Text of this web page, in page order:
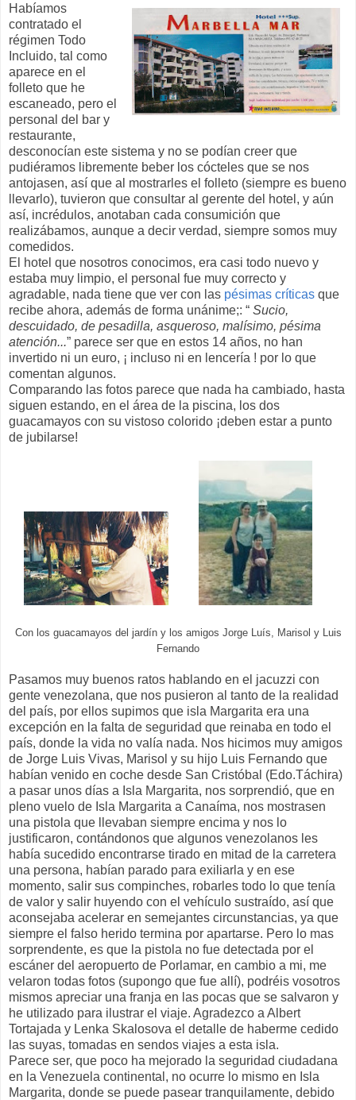
Habíamos
contratado el
régimen Todo
Incluido, tal como
aparece en el
folleto que he
escaneado, pero el
personal del bar y
restaurante,
desconocían este sistema y no se podían creer que
pudiéramos libremente beber los cócteles que se nos
antojasen, así que al mostrarles el folleto (siempre es bueno
llevarlo), tuvieron que consultar al gerente del hotel, y aún
así, incrédulos, anotaban cada consumición que
realizábamos, aunque a decir verdad, siempre somos muy
comedidos.
El hotel que nosotros conocimos, era casi todo nuevo y
estaba muy limpio, el personal fue muy correcto y
agradable, nada tiene que ver con las pésimas críticas que
recibe ahora, además de forma unánime;: “ Sucio,
descuidado, de pesadilla, asqueroso, malísimo, pésima
atención...” parece ser que en estos 14 años, no han
invertido ni un euro, ¡ incluso ni en lencería ! por lo que
comentan algunos.
Comparando las fotos parece que nada ha cambiado, hasta
siguen estando, en el área de la piscina, los dos
guacamayos con su vistoso colorido ¡deben estar a punto
de jubilarse!
Con los guacamayos del jardín y los amigos Jorge Luís, Marisol y Luis
Fernando
Pasamos muy buenos ratos hablando en el jacuzzi con
gente venezolana, que nos pusieron al tanto de la realidad
del país, por ellos supimos que isla Margarita era una
excepción en la falta de seguridad que reinaba en todo el
país, donde la vida no valía nada. Nos hicimos muy amigos
de Jorge Luis Vivas, Marisol y su hijo Luis Fernando que
habían venido en coche desde San Cristóbal (Edo.Táchira)
a pasar unos días a Isla Margarita, nos sorprendió, que en
pleno vuelo de Isla Margarita a Canaíma, nos mostrasen
una pistola que llevaban siempre encima y nos lo
justificaron, contándonos que algunos venezolanos les
había sucedido encontrarse tirado en mitad de la carretera
una persona, habían parado para exiliarla y en ese
momento, salir sus compinches, robarles todo lo que tenía
de valor y salir huyendo con el vehículo sustraído, así que
aconsejaba acelerar en semejantes circunstancias, ya que
siempre el falso herido termina por apartarse. Pero lo mas
sorprendente, es que la pistola no fue detectada por el
escáner del aeropuerto de Porlamar, en cambio a mi, me
velaron todas fotos (supongo que fue allí), podréis vosotros
mismos apreciar una franja en las pocas que se salvaron y
he utilizado para ilustrar el viaje. Agradezco a Albert
Tortajada y Lenka Skalosova el detalle de haberme cedido
las suyas, tomadas en sendos viajes a esta isla.
Parece ser, que poco ha mejorado la seguridad ciudadana
en la Venezuela continental, no ocurre lo mismo en Isla
Margarita, donde se puede pasear tranquilamente, debido